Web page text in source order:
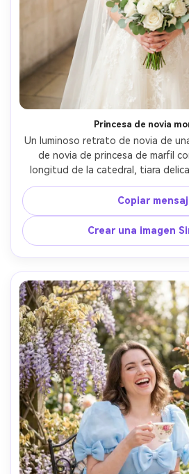
Princesa de novia
Un luminoso retrato de novia de
de novia de princesa de marfil
longitud de la catedral, tiara
ramo de flores blancas, de pie en
brillante, luz natural suave, tomado
85mm f/1.4, enmarcado medio
emocional, detalle de encaje
atemporal editorial-
Copiar
Crear una imagen